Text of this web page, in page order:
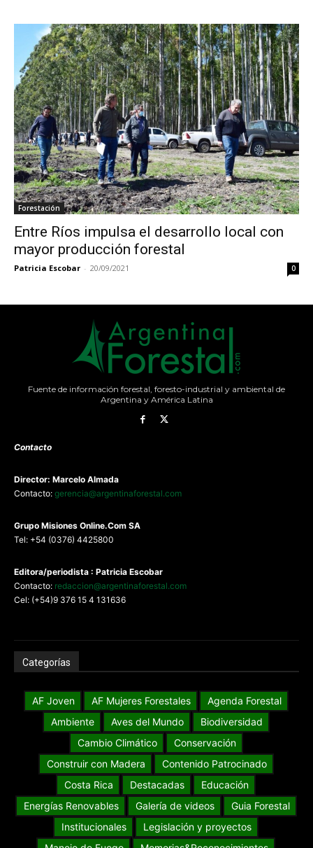
Forestación
Entre Ríos impulsa el desarrollo local con
mayor producción forestal
Patricia Escobar - 20/09/2021 0
Fuente de información forestal, foresto-industrial y ambiental de
Argentina y América Latina
Contacto
Director: Marcelo Almada
Contacto: gerencia@argentinaforestal.com
Grupo Misiones Online.Com SA
Tel: +54 (0376) 4425800
Editora/periodista : Patricia Escobar
Contacto: redaccion@argentinaforestal.com
Cel: (+54)9 376 15 4 131636
Categorías
AF Joven AF Mujeres Forestales
Agenda Forestal
Ambiente
Aves del Mundo
Biodiversidad
Cambio Climático
Conservación
Construir con Madera
Contenido Patrocinado
Costa Rica
Destacadas
Educación
Energías Renovables
Galería de videos
Guia Forestal
Institucionales
Legislación y proyectos